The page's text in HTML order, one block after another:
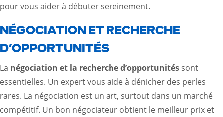
pour vous aider à débuter sereinement.
NÉGOCIATION ET RECHERCHE
D’OPPORTUNITÉS
La négociation et la recherche d’opportunités sont
essentielles. Un expert vous aide à dénicher des perles
rares. La négociation est un art, surtout dans un marché
compétitif. Un bon négociateur obtient le meilleur prix et